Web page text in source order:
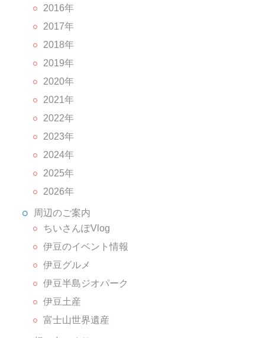
2016年
2017年
2018年
2019年
2020年
2021年
2022年
2023年
2024年
2025年
2026年
周辺のご案内
ちいさんぽVlog
伊豆のイベント情報
伊豆グルメ
伊豆半島ジオパーク
伊豆土産
富士山世界遺産